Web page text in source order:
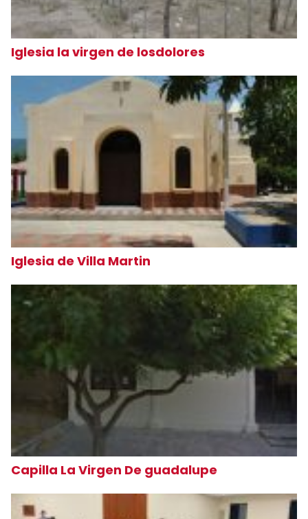
Iglesia la virgen de losdolores
Iglesia de Villa Martin
Capilla La Virgen De guadalupe